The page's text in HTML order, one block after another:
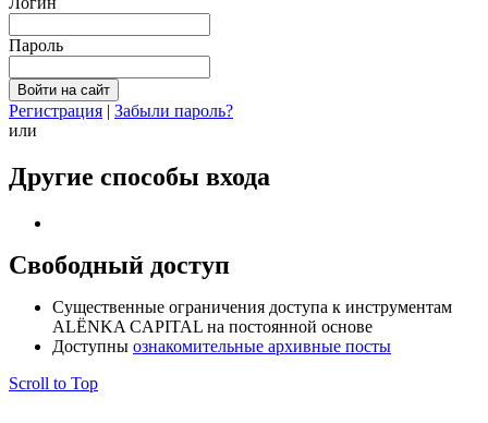
Пароль
Регистрация | Забыли пароль?
или
Другие способы входа
Свободный доступ
Cущественные ограничения доступа к инструментам
ALЁNKA CAPITAL на постоянной основе
Доступны ознакомительные архивные посты
Scroll to Top